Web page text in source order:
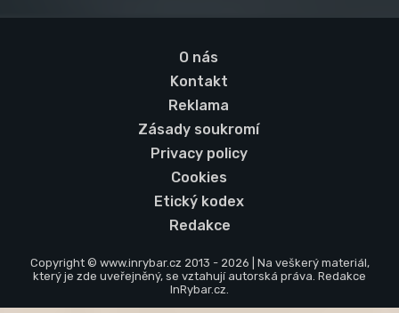
O nás
Kontakt
Reklama
Zásady soukromí
Privacy policy
Cookies
Etický kodex
Redakce
Copyright © www.inrybar.cz 2013 - 2026 | Na veškerý materiál,
který je zde uveřejněný, se vztahují autorská práva. Redakce
InRybar.cz.